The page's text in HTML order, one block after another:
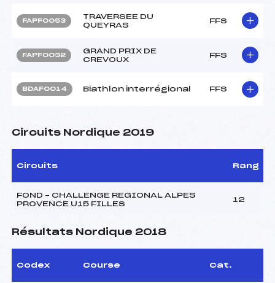
FAPF0053
TRAVERSEE DU
QUEYRAS
FFS
FAPF0032
GRAND PRIX DE
CREVOUX
FFS
BDAF0014 Biathlon interrégional FFS
Circuits Nordique 2019
Circuits Rang
FOND – CHALLENGE REGIONAL ALPES
PROVENCE U15 FILLES
12
Résultats Nordique 2018
Codex Course Cat.